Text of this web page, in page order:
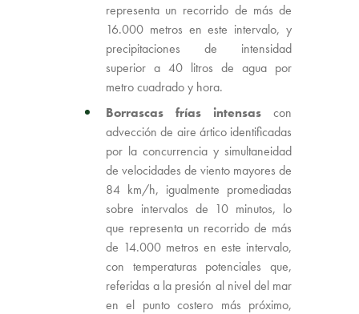
representa un recorrido de más de
16.000 metros en este intervalo, y
precipitaciones de intensidad
superior a 40 litros de agua por
metro cuadrado y hora.
Borrascas frías intensas con
advección de aire ártico identificadas
por la concurrencia y simultaneidad
de velocidades de viento mayores de
84 km/h, igualmente promediadas
sobre intervalos de 10 minutos, lo
que representa un recorrido de más
de 14.000 metros en este intervalo,
con temperaturas potenciales que,
referidas a la presión al nivel del mar
en el punto costero más próximo,